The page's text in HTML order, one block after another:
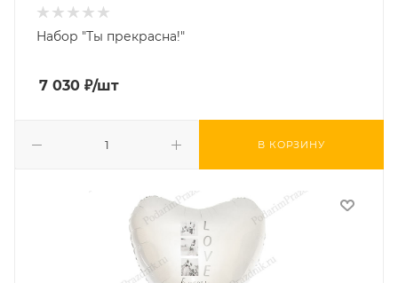
Набор "Ты прекрасна!"
7 030 ₽/шт
В КОРЗИНУ